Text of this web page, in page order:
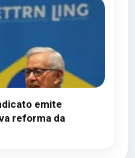
emite
reforma da